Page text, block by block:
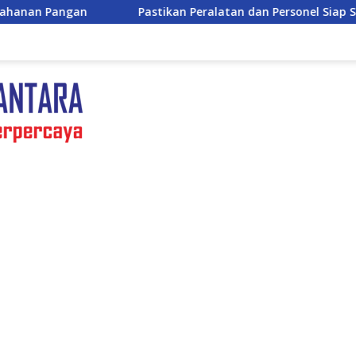
Pastikan Peralatan dan Personel Siap Siaga, Wakapolda